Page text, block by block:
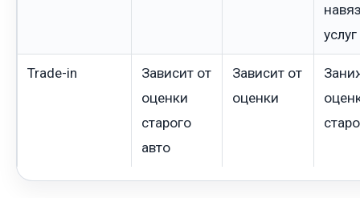
услуг
Trade-in
Зависит от
оценки
старого
авто
Зависит от
оценки